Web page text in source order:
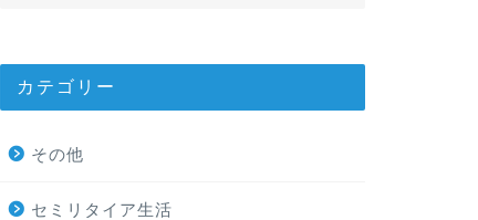
カテゴリー
その他
セミリタイア生活